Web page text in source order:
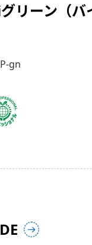
リーン（バ
gn